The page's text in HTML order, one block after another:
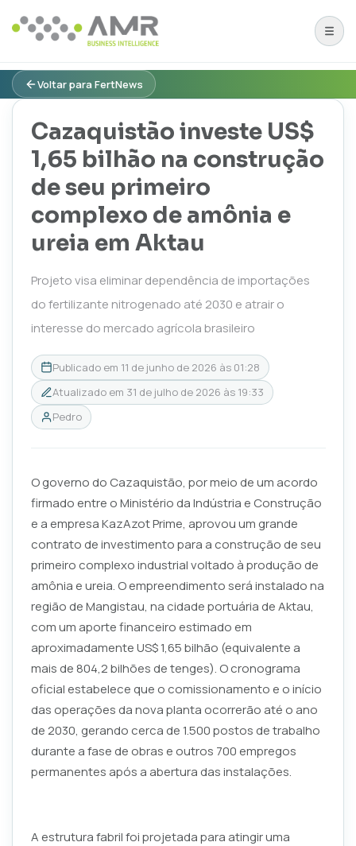
Voltar para FertNews
Cazaquistão investe US$
1,65 bilhão na construção
de seu primeiro
complexo de amônia e
ureia em Aktau
Projeto visa eliminar dependência de importações
do fertilizante nitrogenado até 2030 e atrair o
interesse do mercado agrícola brasileiro
Publicado em 11 de junho de 2026 às 01:28
Atualizado em 31 de julho de 2026 às 19:33
Pedro
O governo do Cazaquistão, por meio de um acordo
firmado entre o Ministério da Indústria e Construção
e a empresa KazAzot Prime, aprovou um grande
contrato de investimento para a construção de seu
primeiro complexo industrial voltado à produção de
amônia e ureia. O empreendimento será instalado na
região de Mangistau, na cidade portuária de Aktau,
com um aporte financeiro estimado em
aproximadamente US$ 1,65 bilhão (equivalente a
mais de 804,2 bilhões de tenges). O cronograma
oficial estabelece que o comissionamento e o início
das operações da nova planta ocorrerão até o ano
de 2030, gerando cerca de 1.500 postos de trabalho
durante a fase de obras e outros 700 empregos
permanentes após a abertura das instalações.
A estrutura fabril foi projetada para atingir uma